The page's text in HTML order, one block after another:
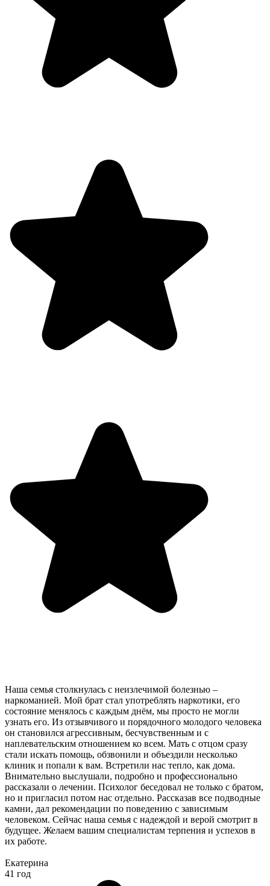
Наша семья столкнулась с неизлечимой болезнью –
наркоманией. Мой брат стал употреблять наркотики, его
состояние менялось с каждым днём, мы просто не могли
узнать его. Из отзывчивого и порядочного молодого человека
он становился агрессивным, бесчувственным и с
наплевательским отношением ко всем. Мать с отцом сразу
стали искать помощь, обзвонили и объездили несколько
клиник и попали к вам. Встретили нас тепло, как дома.
Внимательно выслушали, подробно и профессионально
рассказали о лечении. Психолог беседовал не только с братом,
но и пригласил потом нас отдельно. Рассказав все подводные
камни, дал рекомендации по поведению с зависимым
человеком. Сейчас наша семья с надеждой и верой смотрит в
будущее. Желаем вашим специалистам терпения и успехов в
их работе.
Екатерина
41 год